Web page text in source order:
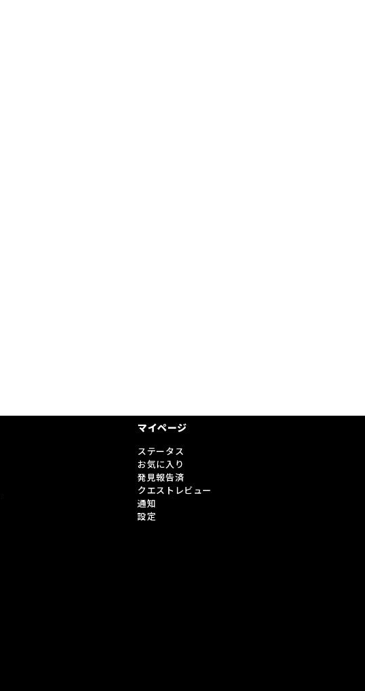
マイページ
ステータス
お気に入り
発見報告済
クエストレビュー
通知
設定